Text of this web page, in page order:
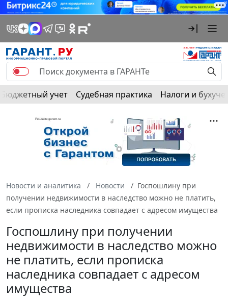
Бюджетный учет Судебная практика Налоги и
Новости и аналитика Новости
Госпошлину при
получении недвижимости в наследство можно не платить,
если прописка наследника совпадает с адресом имущества
Госпошлину при получении
недвижимости в наследство можно
не платить, если прописка
наследника совпадает с адресом
имущества